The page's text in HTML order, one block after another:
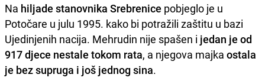
Na hiljade stanovnika Srebrenice pobjeglo je u
Potočare u julu 1995. kako bi potražili zaštitu u bazi
Ujedinjenih nacija. Mehrudin nije spašen i jedan je od
917 djece nestale tokom rata, a njegova majka ostala
je bez supruga i još jednog sina.